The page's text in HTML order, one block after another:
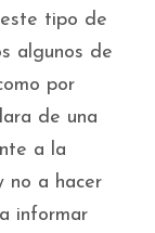
tipo de
algunos de
por
de una
a la
no a hacer
informar